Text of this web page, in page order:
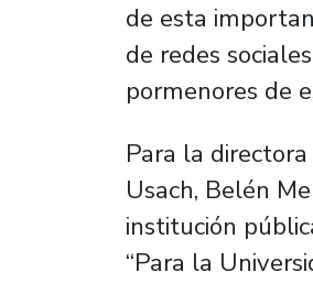
de esta
de redes
pormenores de
Para la
Usach, Belén
institución
“Para la